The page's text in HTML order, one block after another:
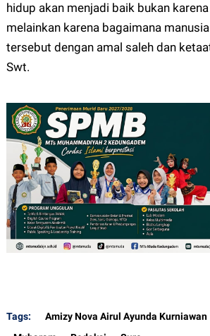
hidup akan menjadi baik bukan
melainkan karena bagaimana
tersebut dengan amal saleh dan
Swt.
Tags: Amizy Nova Airul Ayunda Kurniawan